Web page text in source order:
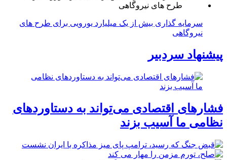
سرمایه گذاری بیش از یک میلیارد یورویی برای طرح های
نیروگاهی
پیشنهاد سردبیر
فشارهای اقتصادی می‌تواند به دستاوردهای
نظامی ما آسیب بزند